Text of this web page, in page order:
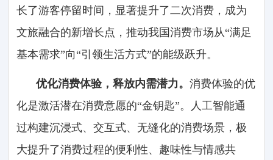
长了游客停留时间，显著提升了二次消费，成为
文旅融合的新增长点，推动我国消费市场从“满足
基本需求”向“引领生活方式”的能级跃升。
优化消费体验，释放内需潜力。消费体验的优
化是激活潜在消费意愿的“金钥匙”。人工智能通
过构建沉浸式、交互式、无缝化的消费场景，极
大提升了消费过程的便利性、趣味性与情感共